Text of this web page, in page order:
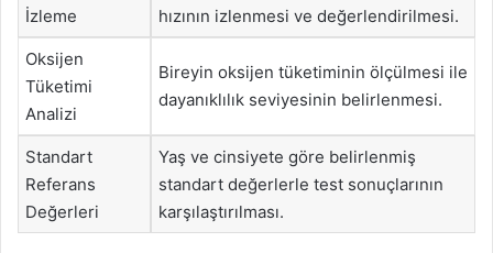
İzleme
hızının izlenmesi ve değerlendirilmesi.
Oksijen
Tüketimi
Analizi
Bireyin oksijen tüketiminin ölçülmesi ile
dayanıklılık seviyesinin belirlenmesi.
Standart
Referans
Değerleri
Yaş ve cinsiyete göre belirlenmiş
standart değerlerle test sonuçlarının
karşılaştırılması.